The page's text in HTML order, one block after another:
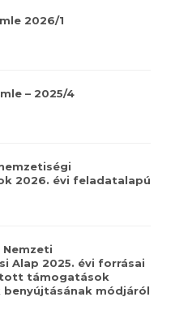
2026/1
– 2025/4
2026. évi feladatalapú
Alap 2025. évi forrásai
támogatások
benyújtásának módjáról